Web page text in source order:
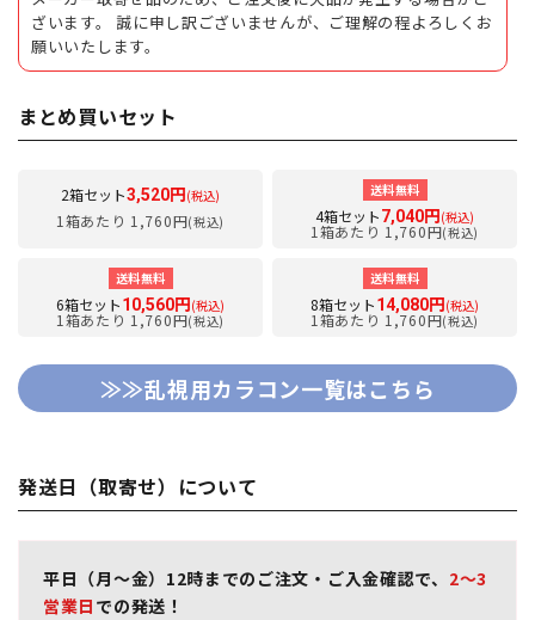
ざいます。 誠に申し訳ございませんが、ご理解の程よろしくお
願いいたします。
まとめ買いセット
2箱セット3,520円 (税込)
1箱あたり 1,760円(税込)
送料無料
4箱セット7,040円 (税込)
1箱あたり 1,760円(税込)
送料無料
6箱セット10,560円 (税込)
1箱あたり 1,760円(税込)
送料無料
8箱セット14,080円 (税込)
1箱あたり 1,760円(税込)
≫≫乱視用カラコン一覧はこちら
発送日（取寄せ）について
平日（月～金）12時までのご注文・ご入金確認で、 2～3
営業日 での発送！